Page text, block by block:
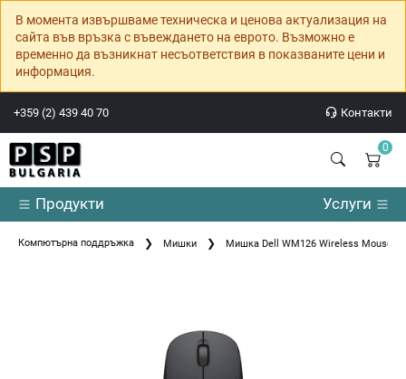
В момента извършваме техническа и ценова актуализация на
сайта във връзка с въвеждането на еврото. Възможно е
временно да възникнат несъответствия в показваните цени и
информация.
+359 (2) 439 40 70 Контакти
0
Продукти Услуги
Компютърна поддръжка Мишки Мишка Dell WM126 Wireless Mouse